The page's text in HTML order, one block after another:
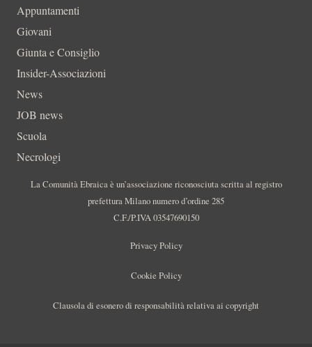
Appuntamenti
Giovani
Giunta e Consiglio
Insider-Associazioni
News
JOB news
Scuola
Necrologi
La Comunità Ebraica è un’associazione riconosciuta scritta al registro
prefettura Milano numero d’ordine 285
C.F./P.IVA 03547690150
Privacy Policy
Cookie Policy
Clausola di esonero di responsabilità relativa ai copyright